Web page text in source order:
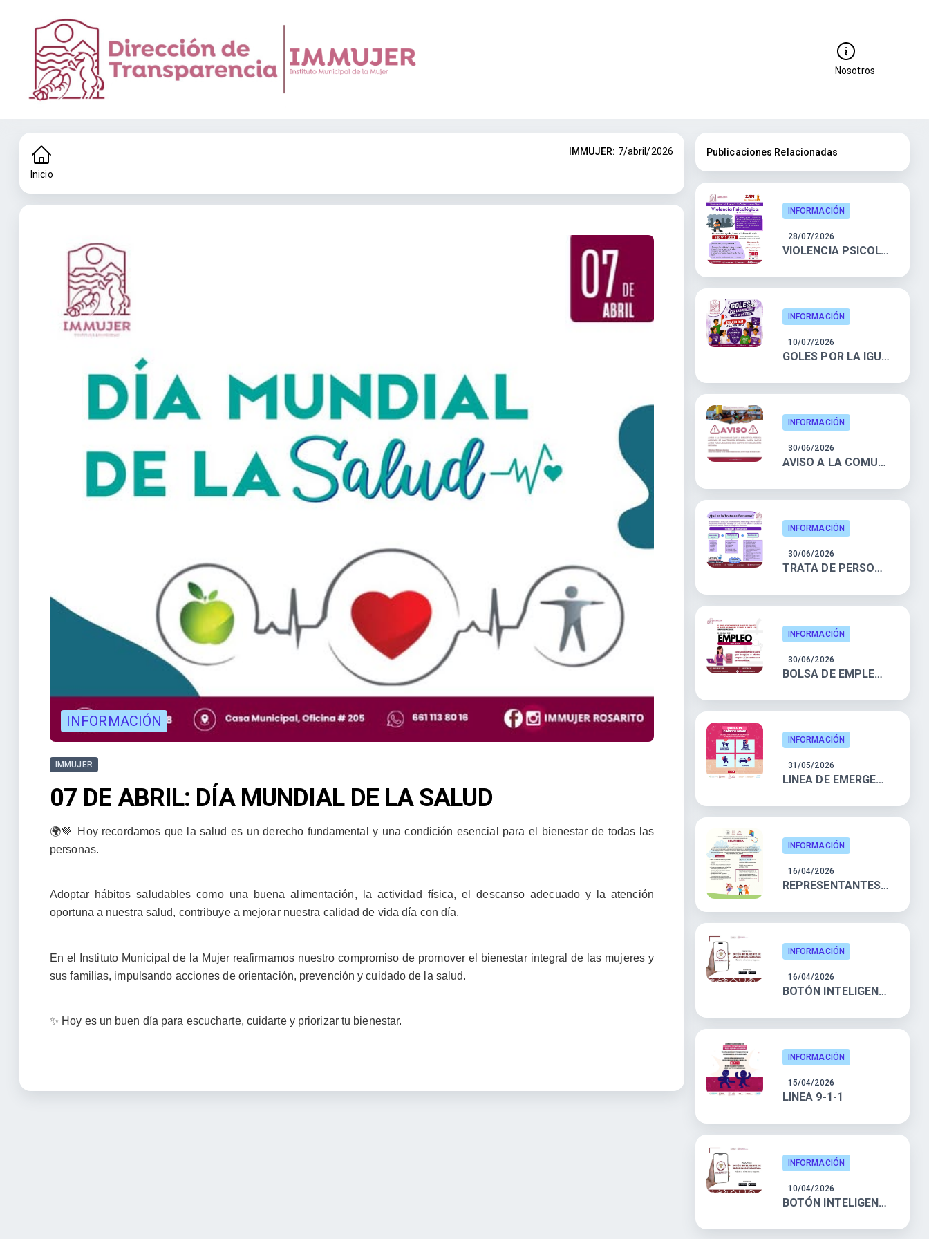
Nosotros
Inicio
IMMUJER: 7/abril/2026
INFORMACIÓN
IMMUJER
07 DE ABRIL: DÍA MUNDIAL DE LA SALUD
🌍💚 Hoy recordamos que la salud es un derecho fundamental y una condición esencial para el bienestar de todas las
personas.
Adoptar hábitos saludables como una buena alimentación, la actividad física, el descanso adecuado y la atención
oportuna a nuestra salud, contribuye a mejorar nuestra calidad de vida día con día.
En el Instituto Municipal de la Mujer reafirmamos nuestro compromiso de promover el bienestar integral de las mujeres y
sus familias, impulsando acciones de orientación, prevención y cuidado de la salud.
✨ Hoy es un buen día para escucharte, cuidarte y priorizar tu bienestar.
Publicaciones Relacionadas
INFORMACIÓN
28/07/2026
VIOLENCIA PSICOLOGICA
INFORMACIÓN
10/07/2026
GOLES POR LA IGUALDAD Y LA NO VIOLENCIA
INFORMACIÓN
30/06/2026
AVISO A LA COMUNIDAD
INFORMACIÓN
30/06/2026
TRATA DE PERSONAS: INFÓRMATE Y PREVÉN
INFORMACIÓN
30/06/2026
BOLSA DE EMPLEO MUJERES
INFORMACIÓN
31/05/2026
LINEA DE EMERGENCIA 9-1-1
INFORMACIÓN
16/04/2026
REPRESENTANTES DE LA SOCIEDAD CIVIL
INFORMACIÓN
16/04/2026
BOTÓN INTELIGENTE DE SEGURIDAD CIUDADANA
INFORMACIÓN
15/04/2026
LINEA 9-1-1
INFORMACIÓN
10/04/2026
BOTÓN INTELIGENTE